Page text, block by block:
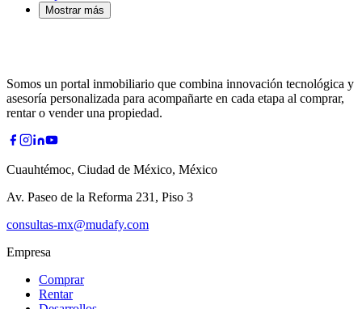
Mostrar más
Somos un portal inmobiliario que combina innovación tecnológica y
asesoría personalizada para acompañarte en cada etapa al comprar,
rentar o vender una propiedad.
Cuauhtémoc, Ciudad de México, México
Av. Paseo de la Reforma 231, Piso 3
consultas-mx@mudafy.com
Empresa
Comprar
Rentar